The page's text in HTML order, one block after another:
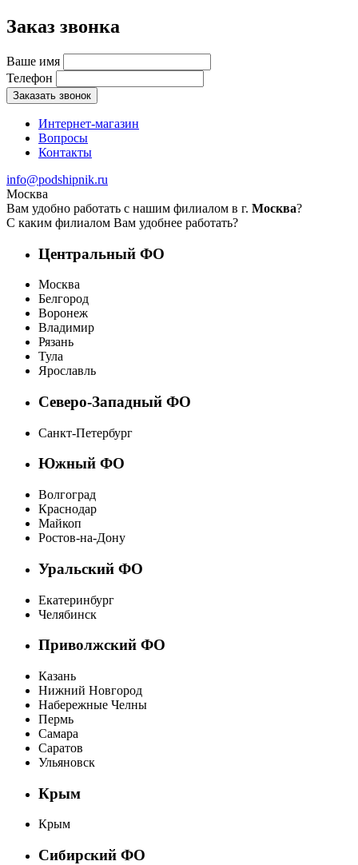
Заказ звонка
Ваше имя
Телефон
Заказать звонок
Интернет-магазин
Вопросы
Контакты
info@podshipnik.ru
Москва
Вам удобно работать с нашим филиалом в г. Москва?
С каким филиалом Вам удобнее работать?
Центральный ФО
Москва
Белгород
Воронеж
Владимир
Рязань
Тула
Ярославль
Северо-Западный ФО
Санкт-Петербург
Южный ФО
Волгоград
Краснодар
Майкоп
Ростов-на-Дону
Уральский ФО
Екатеринбург
Челябинск
Приволжский ФО
Казань
Нижний Новгород
Набережные Челны
Пермь
Самара
Саратов
Ульяновск
Крым
Крым
Сибирский ФО